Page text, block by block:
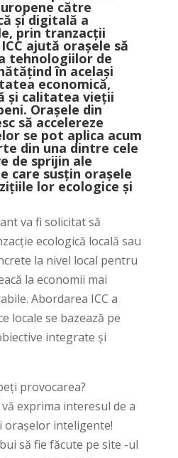
către
și digitală a
prin tranzacții
ajută orașele să
tehnologiilor de
în același
economică,
și calitatea vieții
Orașele din
să accelereze
se pot aplica acum
din una dintre cele
de sprijin ale
care susțin orașele
lor ecologice și
va fi solicitat să
ecologică locală sau
la nivel local pentru
la economii mai
Abordarea ICC a
locale se bazează pe
integrate și
provocarea?
exprima interesul de a
orașelor inteligente!
să fie făcute pe site -ul